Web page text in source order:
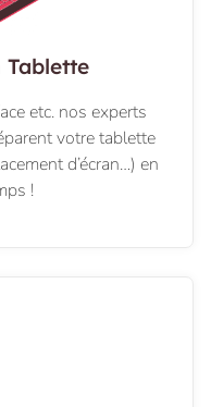
etc. nos experts
votre tablette
d’écran…) en
!